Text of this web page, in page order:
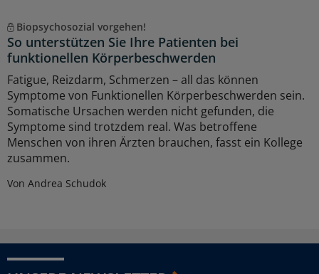
Biopsychosozial vorgehen!
So unterstützen Sie Ihre Patienten bei
funktionellen Körperbeschwerden
Fatigue, Reizdarm, Schmerzen – all das können
Symptome von Funktionellen Körperbeschwerden sein.
Somatische Ursachen werden nicht gefunden, die
Symptome sind trotzdem real. Was betroffene
Menschen von ihren Ärzten brauchen, fasst ein Kollege
zusammen.
Von Andrea Schudok